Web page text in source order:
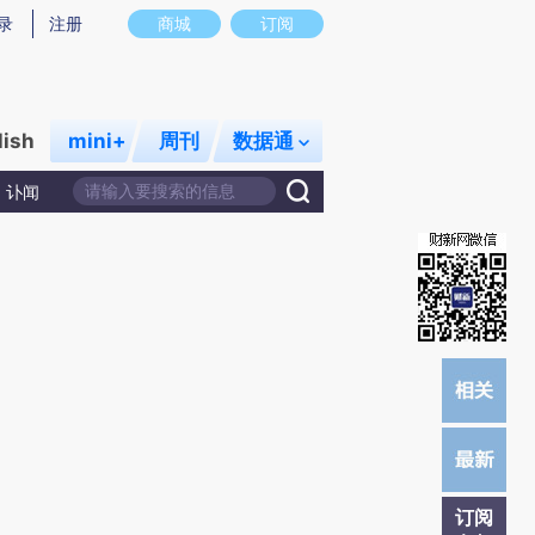
商城 订阅
注册
mini+ 周刊 数据通
讣闻
订阅